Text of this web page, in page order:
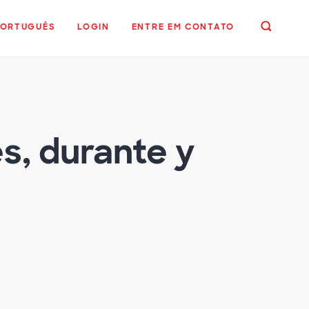
LOGIN ENTRE EM CONTATO
durante y